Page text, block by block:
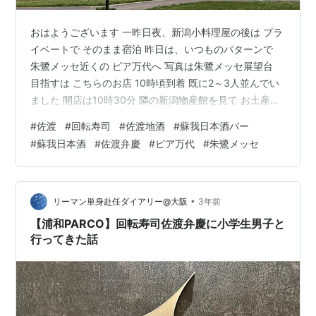
おはようございます 一昨日夜、新潟小料理屋の後は プラ
イベートで そのまま宿泊 昨日は、いつものパターンで
朱鷺メッセ近くの ピア万代へ 写真は朱鷺メッセ展望台
目指すは こちらのお店 10時頃到着 既に2～3人並んでい
ました 開店は10時30分 隣の新潟物産館を見て お土産買
した いつもは、隣の 立ち飲み寿司居酒屋も 前回、立っ
ててかなり疲れたので、 今回は 座れる 回転寿司屋へ 歳
取ったな～ と自認 🥲 カウンター 他のお客さん達は 一斉
にパクつき始める中、 小生は 生ビールと お造り注文
（余裕をかませて見せる 😊） ビ－ルを飲み干す…
#佐渡 #回転寿司 #佐渡地酒 #蘇我日本酒バー
#蘇我日本酒 #佐渡弁慶 #ピア万代 #朱鷺メッセ
リーマン単身赴任ダイアリー@大阪 • 3年前
【浦和PARCO】回転寿司佐渡弁慶に小学生男子と
行ってきた話